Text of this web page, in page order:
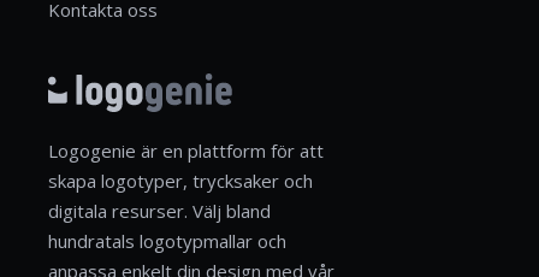
Kontakta oss
Logogenie är en plattform för att
skapa logotyper, trycksaker och
digitala resurser. Välj bland
hundratals logotypmallar och
anpassa enkelt din design med vår